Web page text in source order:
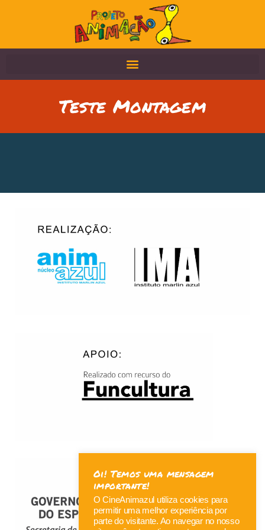
Teste Montagem
Oi! Temos uma mensagem
importante!
O CineAnimazul utiliza cookies para
permitir uma melhor experiência por
parte do visitante. Ao navegar no nosso